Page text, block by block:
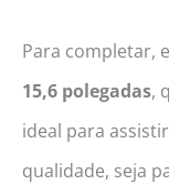
Para completar,
15,6 polegadas,
ideal para
qualidade, seja